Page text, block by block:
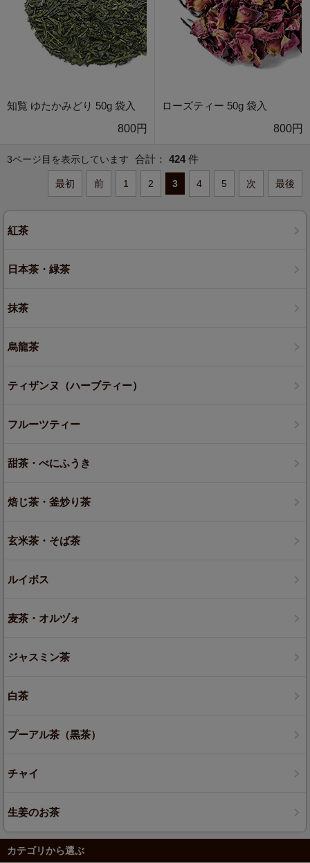
知覧 ゆたかみどり 50g 袋入
800円
ローズティー 50g 袋入
800円
3ページ目を表示しています 合計： 424件
最初 前 1 2 3 4 5 次 最後
紅茶
日本茶・緑茶
抹茶
烏龍茶
ティザンヌ（ハーブティー）
フルーツティー
甜茶・べにふうき
焙じ茶・釜炒り茶
玄米茶・そば茶
ルイボス
麦茶・オルヅォ
ジャスミン茶
白茶
プーアル茶（黒茶）
チャイ
生姜のお茶
カテゴリから選ぶ